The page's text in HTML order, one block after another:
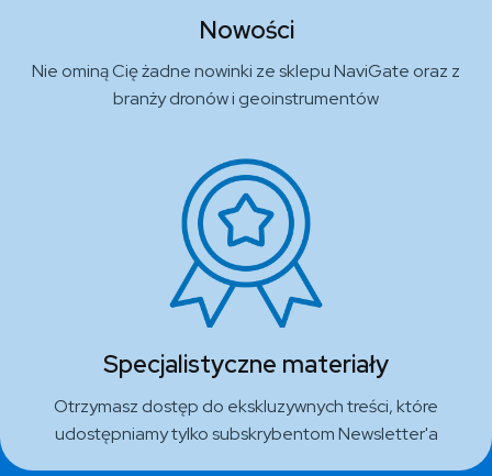
Nowości
Nie ominą Cię żadne nowinki ze sklepu NaviGate oraz z
branży dronów i geoinstrumentów
Specjalistyczne materiały
Otrzymasz dostęp do ekskluzywnych treści, które
udostępniamy tylko subskrybentom Newsletter'a